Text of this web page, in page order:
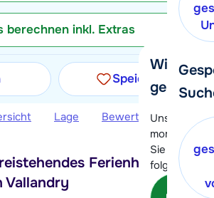
Wir
gerne
Unser
momentan
Sie können
folgenden
berechnen inkl. Extras
Speichern
Lage Bewertungen
Ferienhaus bei
Vallandry